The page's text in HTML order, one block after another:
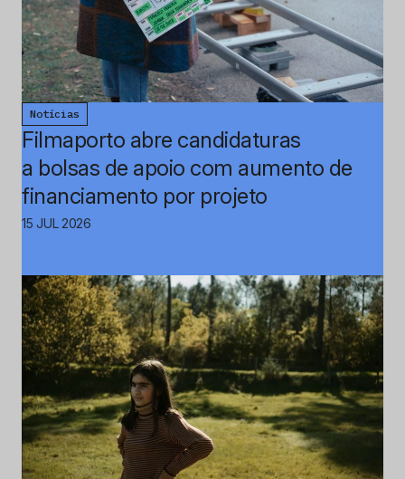
Notícias
Filmaporto abre candidaturas
a bolsas de apoio com aumento de
financiamento por projeto
15 JUL 2026